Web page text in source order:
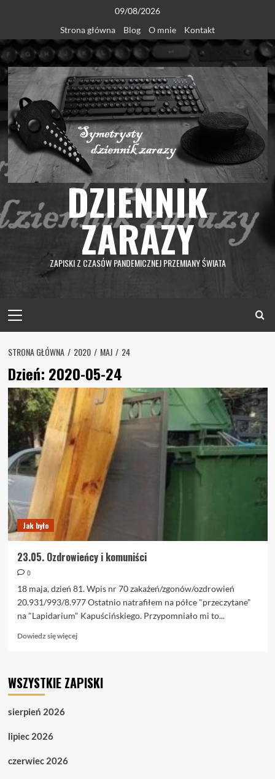
content
09/08/2026
Strona główna
Blog O mnie Kontakt
DZIENNIK
ZARAZY
ZAPISKI Z CZASÓW PANDEMICZNEJ PRZEMIANY ŚWIATA
Menu
STRONA GŁÓWNA 2020 MAJ 24
Dzień: 2020-05-24
Jak było
23.05. Ozdrowieńcy i komuniści
0
18 maja, dzień 81. Wpis nr 70 zakażeń/zgonów/ozdrowień
20.931/993/8.977 Ostatnio natrafiłem na półce "przeczytane"
na "Lapidarium" Kapuścińskiego. Przypomniało mi to...
Dowiedz się więcejDowiedz
23.05.
WSZYSTKIE ZAPISKI
sierpień 2026
lipiec 2026
czerwiec 2026